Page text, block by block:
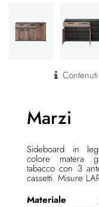
Marzi
Sideboard in
colore matera
tabacco con 3
cassetti. Misure
Materiale